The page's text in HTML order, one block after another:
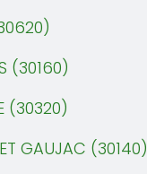
(30160)
(30320)
GAUJAC (30140)